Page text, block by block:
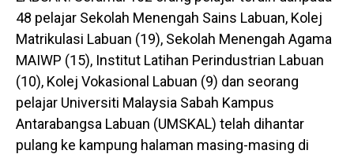
48 pelajar Sekolah Menengah Sains Labuan, Kolej
Matrikulasi Labuan (19), Sekolah Menengah Agama
MAIWP (15), Institut Latihan Perindustrian Labuan
(10), Kolej Vokasional Labuan (9) dan seorang
pelajar Universiti Malaysia Sabah Kampus
Antarabangsa Labuan (UMSKAL) telah dihantar
pulang ke kampung halaman masing-masing di